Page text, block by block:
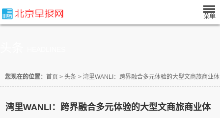
您现在的位置： 首页 > 头条 > 湾里WANLI：跨界融合多元体验的大型文商旅商业体
湾里WANLI：跨界融合多元体验的大型文商旅商业体